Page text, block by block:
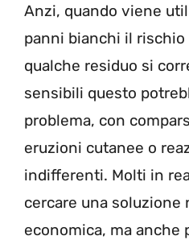
Anzi, quando viene
panni bianchi il rischio
qualche residuo si
sensibili questo
problema, con
eruzioni cutanee o
indifferenti. Molti in
cercare una soluzione
economica, ma anche